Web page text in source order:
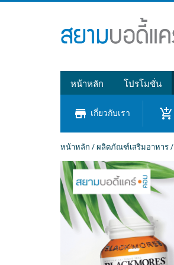
หน้าหลัก โปรโมชั่น
store เกี่ยวกับเรา add_shopping_cart
หน้าหลัก /ผลิตภัณฑ์เสริมอาหาร/